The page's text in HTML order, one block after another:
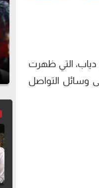
دياب، التي ظهرت
وسائل التواصل